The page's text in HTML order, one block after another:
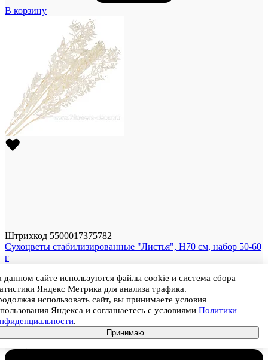
В корзину
Штрихкод 5500017375782
Сухоцветы стабилизированные "Листья", H70 см, набор 50-60
г
В корзину
Артикул
Размер
70 см
Цвет
Белый
Ед. продажи Набор
данном сайте используются файлы cookie и система сбора
Яндекс Метрика для анализа трафика.
использовать сайт, вы принимаете условия
Яндекса и соглашаетесь с условиями Политики
.
Принимаю